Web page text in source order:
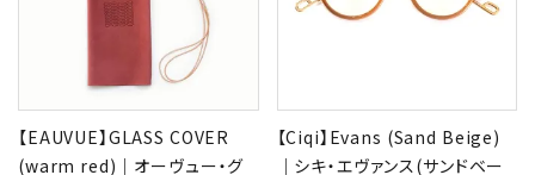
【EAUVUE】GLASS COVER
(warm red)｜オーヴュー・グ
【Ciqi】Evans (Sand Beige)
｜シキ・エヴァンス(サンドベー